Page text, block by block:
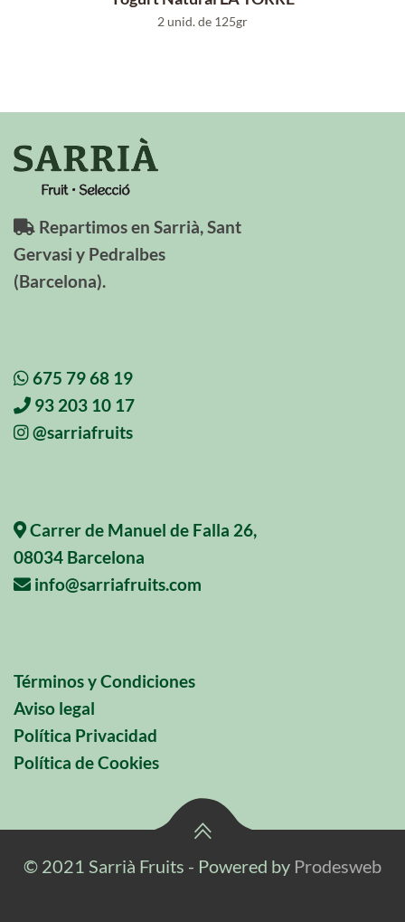
2 unid. de 125gr
Repartimos en Sarrià, Sant
Gervasi y Pedralbes
(Barcelona).
675 79 68 19
93 203 10 17
@sarriafruits
Carrer de Manuel de Falla 26,
08034 Barcelona
info@sarriafruits.com
Términos y Condiciones
Aviso legal
Política Privacidad
Política de Cookies
© 2021 Sarrià Fruits - Powered by Prodesweb